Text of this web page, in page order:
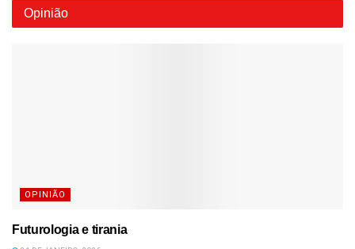
Opinião
OPINIÃO
Futurologia e tirania